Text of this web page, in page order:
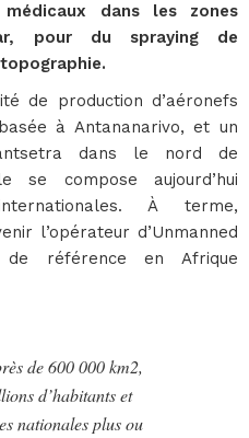
dans les zones
pour du spraying de
de production d’aéronefs
à Antananarivo, et un
dans le nord de
se compose aujourd’hui
À terme,
l’opérateur d’Unmanned
de référence en Afrique
de 600 000 km2,
d’habitants et
nationales plus ou